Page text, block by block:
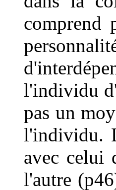
comprend
l'individu
pas un
l'individu.
avec celui
l'autre